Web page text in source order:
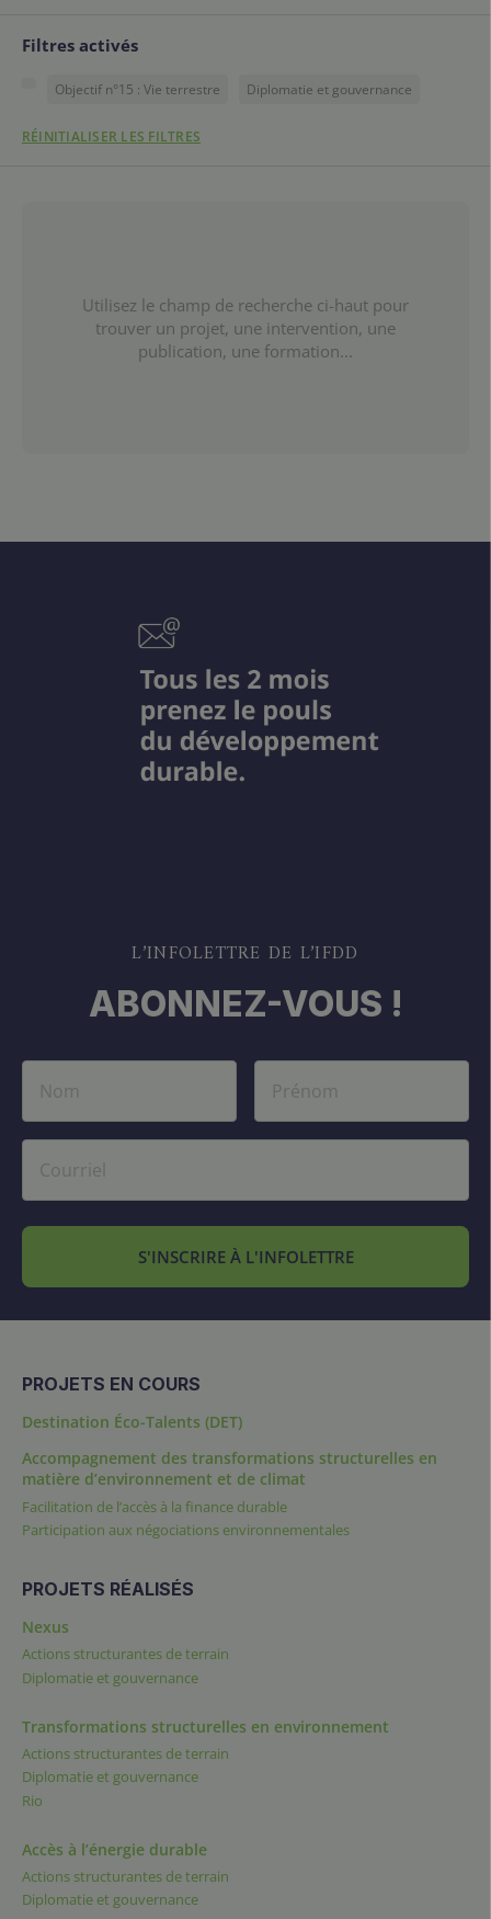
Filtres activés
Objectif n°15 : Vie terrestre Diplomatie et gouvernance
RÉINITIALISER LES FILTRES
Utilisez le champ de recherche ci-haut pour
trouver un projet, une intervention, une
publication, une formation...
L’INFOLETTRE DE L’IFDD
ABONNEZ-VOUS !
S'INSCRIRE À L'INFOLETTRE
PROJETS EN COURS
Destination Éco-Talents (DET)
Accompagnement des transformations structurelles en
matière d’environnement et de climat
Facilitation de l’accès à la finance durable
Participation aux négociations environnementales
PROJETS RÉALISÉS
Nexus
Actions structurantes de terrain
Diplomatie et gouvernance
Transformations structurelles en environnement
Actions structurantes de terrain
Diplomatie et gouvernance
Rio
Accès à l’énergie durable
Actions structurantes de terrain
Diplomatie et gouvernance